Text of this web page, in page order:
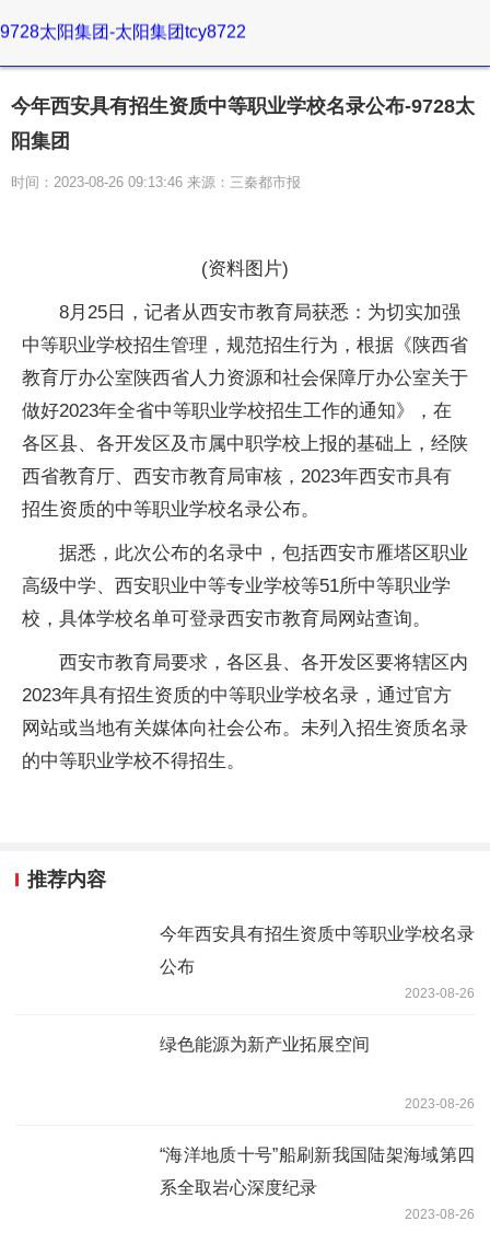
9728太阳集团-太阳集团tcy8722
今年西安具有招生资质中等职业学校名录公布-9728太
阳集团
时间：2023-08-26 09:13:46 来源：三秦都市报
(资料图片)
8月25日，记者从西安市教育局获悉：为切实加强
中等职业学校招生管理，规范招生行为，根据《陕西省
教育厅办公室陕西省人力资源和社会保障厅办公室关于
做好2023年全省中等职业学校招生工作的通知》，在
各区县、各开发区及市属中职学校上报的基础上，经陕
西省教育厅、西安市教育局审核，2023年西安市具有
招生资质的中等职业学校名录公布。
据悉，此次公布的名录中，包括西安市雁塔区职业
高级中学、西安职业中等专业学校等51所中等职业学
校，具体学校名单可登录西安市教育局网站查询。
西安市教育局要求，各区县、各开发区要将辖区内
2023年具有招生资质的中等职业学校名录，通过官方
网站或当地有关媒体向社会公布。未列入招生资质名录
的中等职业学校不得招生。
推荐内容
今年西安具有招生资质中等职业学校名录
公布
2023-08-26
绿色能源为新产业拓展空间
2023-08-26
“海洋地质十号”船刷新我国陆架海域第四
系全取岩心深度纪录
2023-08-26